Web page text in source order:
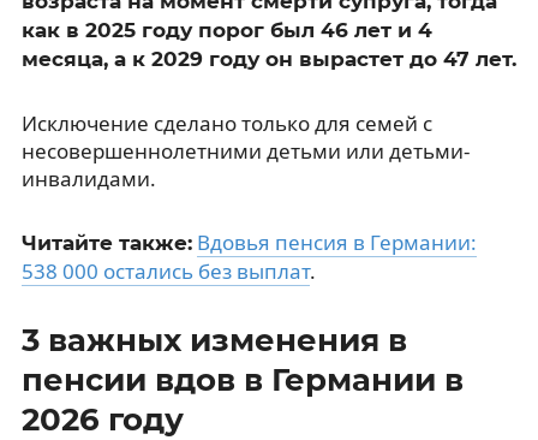
как в 2025 году порог был 46 лет и 4
месяца, а к 2029 году он вырастет до 47 лет.
Исключение сделано только для семей с
несовершеннолетними детьми или детьми-
инвалидами.
Читайте также: Вдовья пенсия в Германии:
538 000 остались без выплат.
3 важных изменения в
пенсии вдов в Германии в
2026 году